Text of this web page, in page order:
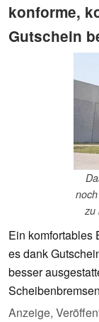
konforme,
Gutschein
zu
Ein komfortables
es dank
besser
Anzeige,